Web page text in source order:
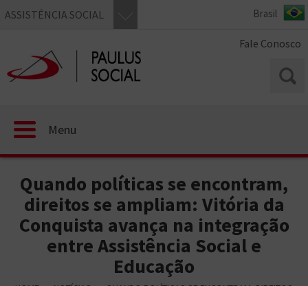
ASSISTÊNCIA SOCIAL
Fale Conosco
Menu
Quando políticas se encontram,
direitos se ampliam: Vitória da
Conquista avança na integração
entre Assistência Social e
Educação